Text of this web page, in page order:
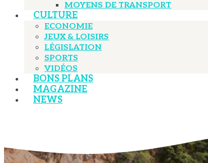
MOYENS DE TRANSPORT
CULTURE
ECONOMIE
JEUX & LOISIRS
LÉGISLATION
SPORTS
VIDÉOS
BONS PLANS
MAGAZINE
NEWS